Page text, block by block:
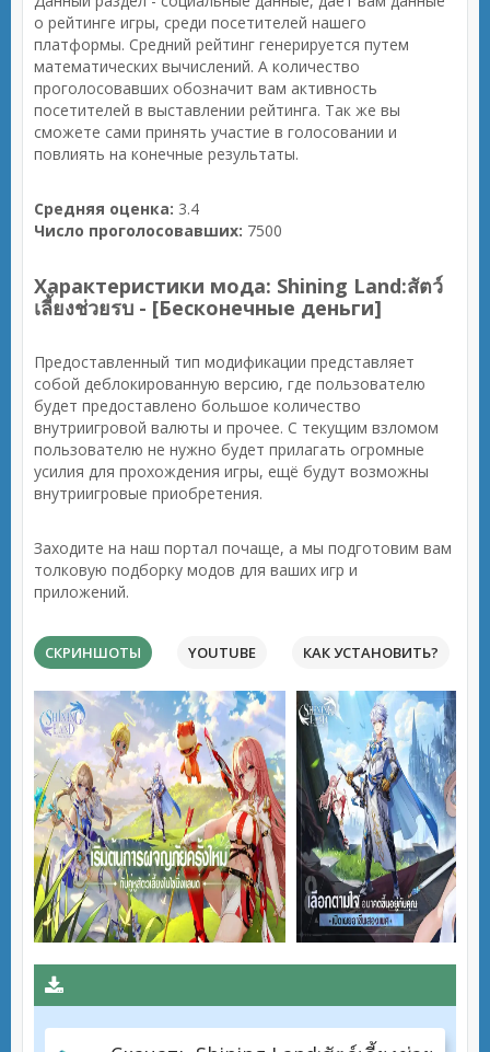
о рейтинге игры, среди посетителей нашего
платформы. Средний рейтинг генерируется путем
математических вычислений. А количество
проголосовавших обозначит вам активность
посетителей в выставлении рейтинга. Так же вы
сможете сами принять участие в голосовании и
повлиять на конечные результаты.
Средняя оценка: 3.4
Число проголосовавших: 7500
Характеристики мода: Shining Land:สัตว์
เลี้ยงช่วยรบ - [Бесконечные деньги]
Предоставленный тип модификации представляет
собой деблокированную версию, где пользователю
будет предоставлено большое количество
внутриигровой валюты и прочее. С текущим взломом
пользователю не нужно будет прилагать огромные
усилия для прохождения игры, ещё будут возможны
внутриигровые приобретения.
Заходите на наш портал почаще, а мы подготовим вам
толковую подборку модов для ваших игр и
приложений.
СКРИНШОТЫ YOUTUBE КАК УСТАНОВИТЬ?